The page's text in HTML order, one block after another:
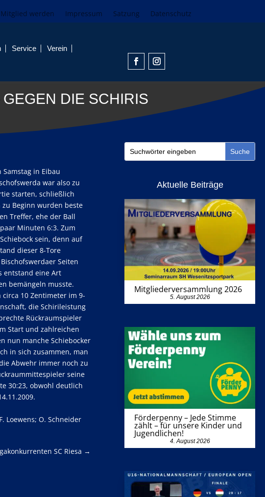
Mitglied werden Impressum Satzung Datenschutz
Service Verein
DIE SCHIRIS
in Eibau
war also zu
starten, schließlich
Beginn wurden beste
Treffer, ehe der Ball
Minuten 6:3. Zum
sein, denn auf
dieser 8-Tore
Seiten
entstand eine Art
bemängeln musste.
10 Zentimeter im 9-
die Schirileistung
Rückraumspieler
Start und zahlreichen
nun manche Schiebocker
in sich zusammen, man
Abwehr immer noch zu
seine
30:23, obwohl deutlich
Loewens; O. Schneider
SC Riesa →
Aktuelle Beiträge
Mitgliederversammlung 2026
5. August 2026
Förderpenny – Jede Stimme
zählt – für unsere Kinder und
Jugendlichen!
4. August 2026